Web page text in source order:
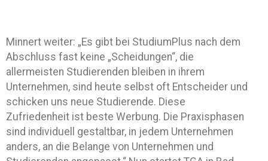
Minnert weiter: „Es gibt bei StudiumPlus nach dem
Abschluss fast keine „Scheidungen“, die
allermeisten Studierenden bleiben in ihrem
Unternehmen, sind heute selbst oft Entscheider und
schicken uns neue Studierende. Diese
Zufriedenheit ist beste Werbung. Die Praxisphasen
sind individuell gestaltbar, in jedem Unternehmen
anders, an die Belange von Unternehmen und